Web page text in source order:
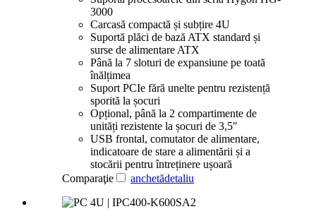
3000
Carcasă compactă și subțire 4U
Suportă plăci de bază ATX standard și
surse de alimentare ATX
Până la 7 sloturi de expansiune pe toată
înălțimea
Suport PCIe fără unelte pentru rezistență
sporită la șocuri
Opțional, până la 2 compartimente de
unități rezistente la șocuri de 3,5″
USB frontal, comutator de alimentare,
indicatoare de stare a alimentării și a
stocării pentru întreținere ușoară
Comparaţie
anchetădetaliu